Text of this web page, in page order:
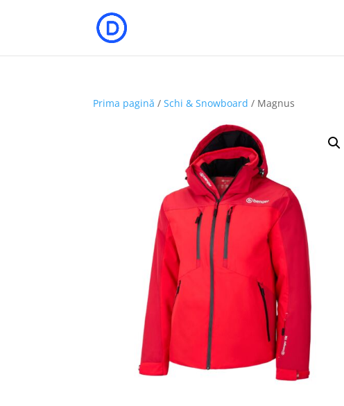
Prima pagină /Schi & Snowboard / Magnus